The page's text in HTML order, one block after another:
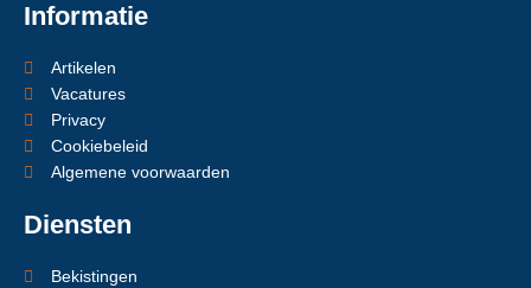
Informatie
Artikelen
Vacatures
Privacy
Cookiebeleid
Algemene voorwaarden
Diensten
Bekistingen